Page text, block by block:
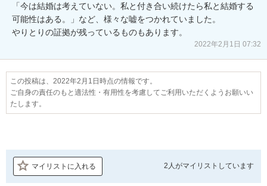
「今は結婚は考えていない。私と付き合い続けたら私と結婚する
可能性はある。」など、様々な嘘をつかれていました。
やりとりの証拠が残っているものもあります。
2022年2月1日 07:32
この投稿は、2022年2月1日時点の情報です。
ご自身の責任のもと適法性・有用性を考慮してご利用いただくようお願いい
たします。
マイリストに入れる 2人がマイリストしています